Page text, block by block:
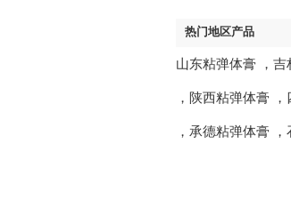
热门地区产品
山东粘弹体膏 ， 吉
， 陕西粘弹体膏 ，
， 承德粘弹体膏 ，